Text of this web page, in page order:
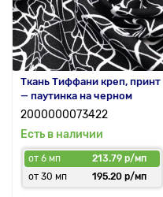
Ткань Тиффани креп, принт
— паутинка на черном
2000000073422
Есть в наличии
от 6 мп
213.79 р/мп
от 30 мп
195.20 р/мп